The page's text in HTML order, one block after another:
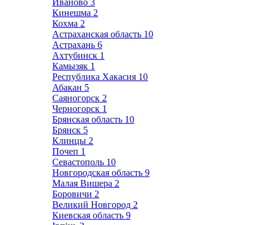
Иваново 3
Кинешма 2
Кохма 2
Астраханская область 10
Астрахань 6
Ахтубинск 1
Камызяк 1
Республика Хакасия 10
Абакан 5
Саяногорск 2
Черногорск 1
Брянская область 10
Брянск 5
Клинцы 2
Почеп 1
Севастополь 10
Новгородская область 9
Малая Вишера 2
Боровичи 2
Великий Новгород 2
Киевская область 9